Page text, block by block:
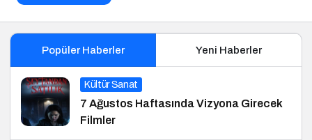
Popüler Haberler Yeni Haberler
Kültür Sanat
7 Ağustos Haftasında Vizyona Girecek
Filmler